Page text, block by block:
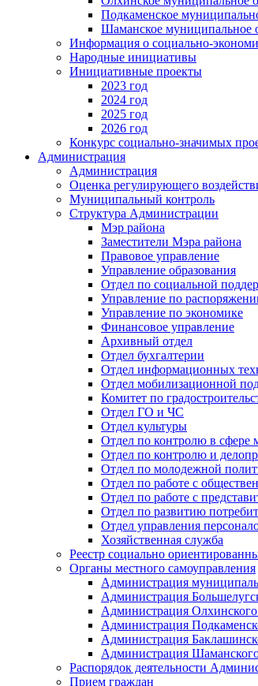
Подкаменское
Шаманское муниципальное
Информация о социально-
Народные инициативы
Инициативные проекты
2023 год
2024 год
2025 год
2026 год
Конкурс социально-значимых
Администрация
Администрация
Оценка регулирующего
Муниципальный контроль
Структура Администрации
Мэр района
Заместители Мэра района
Правовое управление
Управление образования
Отдел по социальной
Управление по
Управление по экономике
Финансовое управление
Архивный отдел
Отдел бухгалтерии
Отдел информационных
Отдел мобилизационной
Комитет по
Отдел ГО и ЧС
Отдел культуры
Отдел по контролю в сфере
Отдел по контролю и
Отдел по молодежной
Отдел по работе с
Отдел по работе с
Отдел по развитию
Отдел управления
Хозяйственная служба
Реестр социально
Органы местного самоуправления
Администрация
Администрация
Администрация
Администрация
Администрация
Администрация
Распорядок деятельности
Прием граждан